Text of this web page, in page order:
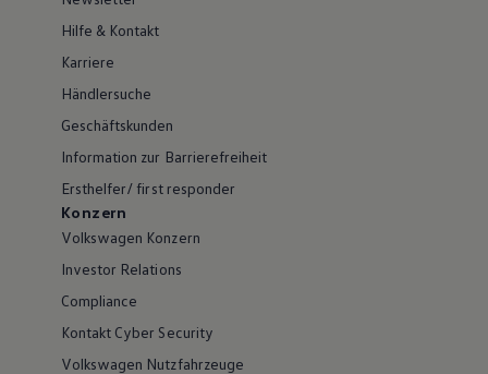
Hilfe & Kontakt
Karriere
Händlersuche
Geschäftskunden
Information zur Barrierefreiheit
Ersthelfer/ first responder
Konzern
Volkswagen Konzern
Investor Relations
Compliance
Kontakt Cyber Security
Volkswagen Nutzfahrzeuge